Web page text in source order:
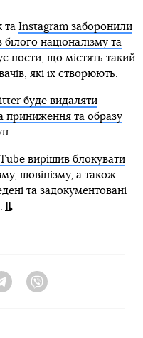
та Instagram заборонили
націоналізму та
пости, що містять такий
які їх створюють.
буде видаляти
приниження та образу
вирішив блокувати
шовінізму, а також
та задокументовані
Telegram